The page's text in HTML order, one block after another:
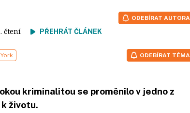
čtení PŘEHRÁT ČLÁNEK
ODEBÍRAT AUTORA
ODEBÍRAT TÉMA
kriminalitou se proměnilo v jedno z
životu.